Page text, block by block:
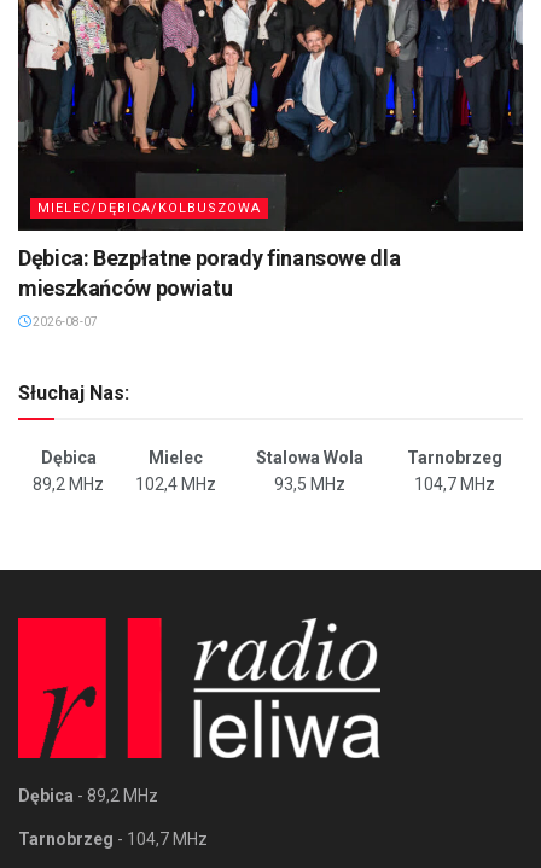
MIELEC/DĘBICA/KOLBUSZOWA
Dębica: Bezpłatne porady finansowe dla
mieszkańców powiatu
2026-08-07
Słuchaj Nas:
Dębica Mielec Stalowa Wola
Tarnobrzeg
89,2 MHz
102,4 MHz 93,5 MHz 104,7 MHz
Dębica - 89,2 MHz
Tarnobrzeg - 104,7 MHz